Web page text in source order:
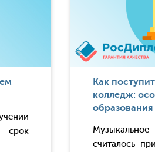
срок
Как
колледж:
образования
считалось